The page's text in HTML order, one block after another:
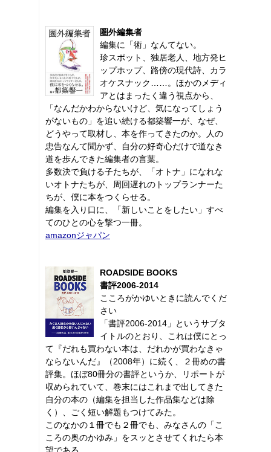
圏外編集者
編集に「術」なんてない。
珍スポット、独居老人、地方発ヒ
ップホップ、路傍の現代詩、カラ
オケスナック……。ほかのメディ
アとはまったく違う視点から、
「なんだかわからないけど、気になってしょう
がないもの」を追い続ける都築響一が、なぜ、
どうやって取材し、本を作ってきたのか。人の
忠告なんて聞かず、自分の好奇心だけで道なき
道を歩んできた編集者の言葉。
多数決で負ける子たちが、「オトナ」になれな
いオトナたちが、周回遅れのトップランナーた
ちが、僕に本をつくらせる。
編集を入り口に、「新しいことをしたい」すべ
てのひとの心を撃つ一冊。
amazonジャパン
ROADSIDE BOOKS
書評2006-2014
こころがかゆいときに読んでくだ
さい
「書評2006-2014」というサブタ
イトルのとおり、これは僕にとっ
て『だれも買わない本は、だれかが買わなきゃ
ならないんだ』（2008年）に続く、２冊めの書
評集。ほぼ80冊分の書評というか、リポートが
収められていて、巻末にはこれまで出してきた
自分の本の（編集を担当した作品集などは除
く）、ごく短い解題もつけてみた。
このなかの１冊でも２冊でも、みなさんの「こ
ころの奥のかゆみ」をスッとさせてくれたら本
望である。